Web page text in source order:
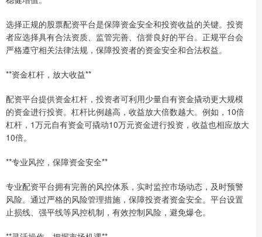
选择正规的股票配资平台是保障资金安全和投资收益的关键。投资
者应选择具有合法资质、监管完善、信誉良好的平台。正规平台会
严格遵守相关法律法规，保障投资者的资金安全和合法权益。
**资金杠杆，放大收益**
配资平台提供资金杠杆，投资者可利用少量自有资金撬动更大规模
的资金进行投资。杠杆比例越高，收益放大倍数越大。例如，10倍
杠杆，1万元自有资金可撬动10万元资金进行投资，收益也相应放大
10倍。
**专业风控，保障资金安全**
专业配资平台拥有完善的风控体系，实时监控市场动态，及时预警
风险。通过严格的风险管理措施，保障投资者资金安全。平台设置
止损线、强平线等风控机制，有效控制风险，避免爆仓。